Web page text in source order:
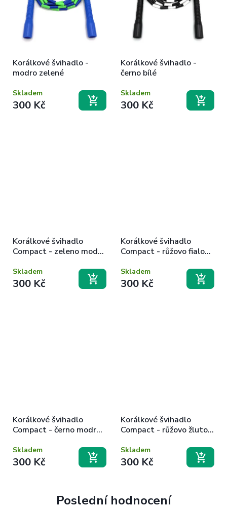
Korálkové švihadlo -
modro zelené
300 Kč
Skladem
Korálkové švihadlo -
černo bílé
300 Kč
Skladem
Korálkové švihadlo
Compact - zeleno modro
300 Kč
Skladem
Korálkové švihadlo
Compact - růžovo fialovo
300 Kč
Skladem
Korálkové švihadlo
Compact - černo modro
300 Kč
Skladem
Korálkové švihadlo
Compact - růžovo žluto
300 Kč
Skladem
Poslední hodnocení